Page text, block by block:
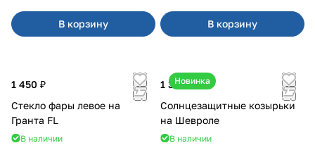
В корзину В корзину
1 450 ₽
Стекло фары левое на
Гранта FL
В наличии
Новинка
1 350 ₽
Солнцезащитные козырьки
на Шевроле
В наличии